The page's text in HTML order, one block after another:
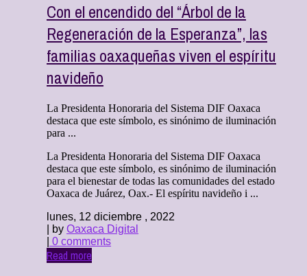
Con el encendido del “Árbol de la
Regeneración de la Esperanza”, las
familias oaxaqueñas viven el espíritu
navideño
La Presidenta Honoraria del Sistema DIF Oaxaca
destaca que este símbolo, es sinónimo de iluminación
para ...
La Presidenta Honoraria del Sistema DIF Oaxaca
destaca que este símbolo, es sinónimo de iluminación
para el bienestar de todas las comunidades del estado
Oaxaca de Juárez, Oax.- El espíritu navideño i ...
lunes, 12 diciembre , 2022
| by Oaxaca Digital
0 comments
Read more